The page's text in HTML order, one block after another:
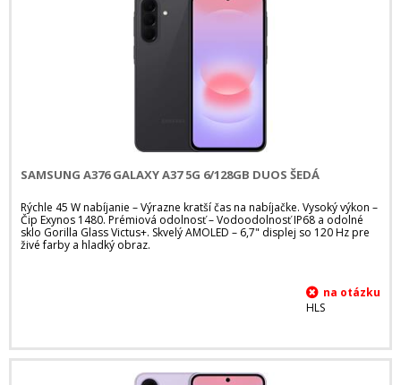
SAMSUNG A376 GALAXY A37 5G 6/128GB DUOS ŠEDÁ
Rýchle 45 W nabíjanie – Výrazne kratší čas na nabíjačke. Vysoký výkon –
Čip Exynos 1480. Prémiová odolnosť – Vodoodolnosť IP68 a odolné
sklo Gorilla Glass Victus+. Skvelý AMOLED – 6,7" displej so 120 Hz pre
živé farby a hladký obraz.
HLS